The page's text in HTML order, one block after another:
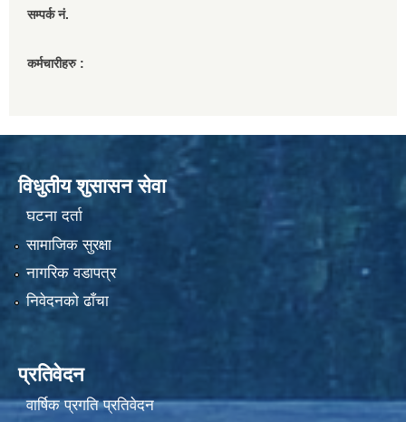
सम्पर्क नं.
कर्मचारीहरु :
विधुतीय शुसासन सेवा
घटना दर्ता
सामाजिक सुरक्षा
नागरिक वडापत्र
निवेदनको ढाँचा
प्रतिवेदन
वार्षिक प्रगति प्रतिवेदन